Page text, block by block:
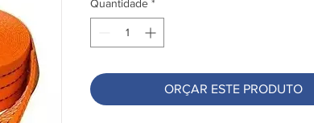
Quantidade *
ORÇAR ESTE PRODUTO